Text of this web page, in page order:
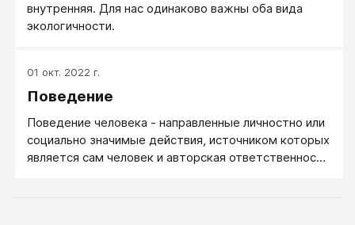
внутренняя. Для нас одинаково важны оба вида
экологичности.
01 окт. 2022 г.
Поведение
Поведение человека - направленные личностно или
социально значимые действия, источником которых
является сам человек и авторская ответственность